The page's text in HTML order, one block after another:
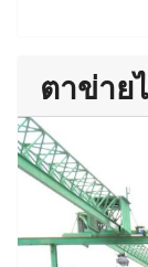
ตาข่าย